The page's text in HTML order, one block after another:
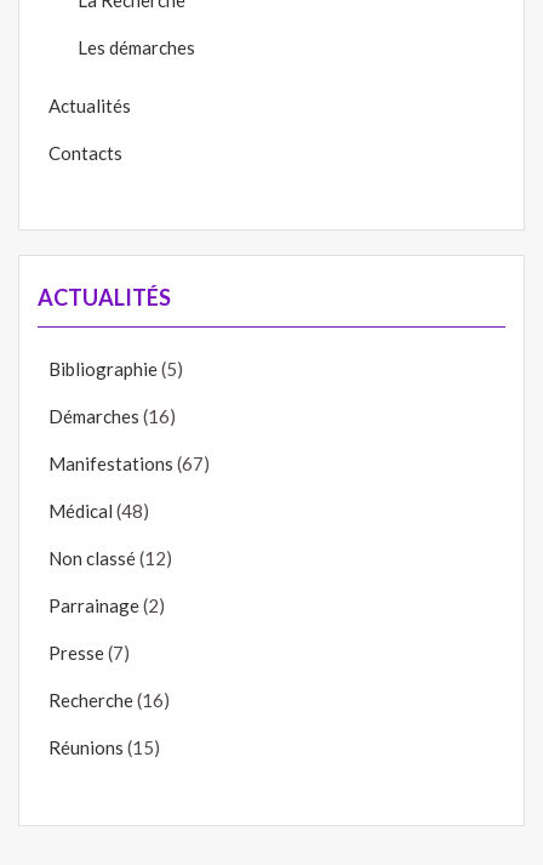
Les démarches
Actualités
Contacts
ACTUALITÉS
Bibliographie(5)
Démarches (16)
Manifestations (67)
Médical (48)
Non classé(12)
Parrainage(2)
Presse(7)
Recherche(16)
Réunions (15)